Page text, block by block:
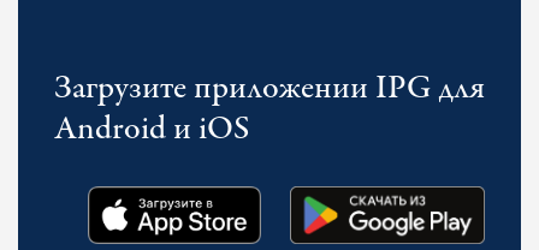
Загрузите приложении IPG для
Android и iOS